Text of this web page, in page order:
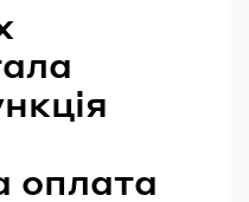
оплата